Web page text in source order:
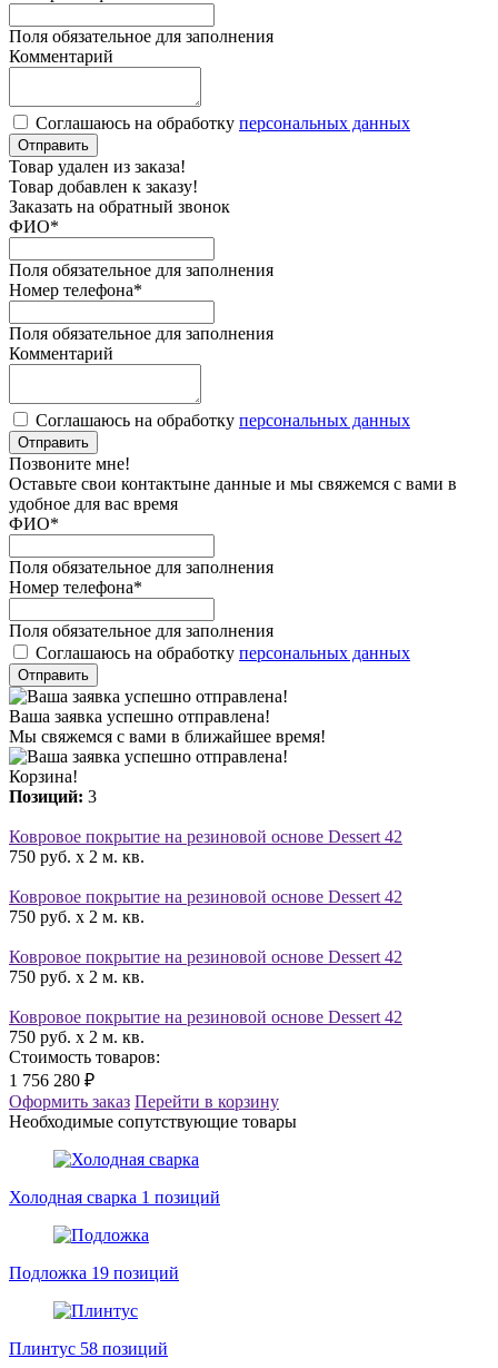
Поля обязательное для заполнения
Комментарий
Соглашаюсь на обработку персональных данных
Отправить
Товар удален из заказа!
Товар добавлен к заказу!
Заказать на обратный звонок
ФИО*
Поля обязательное для заполнения
Номер телефона*
Поля обязательное для заполнения
Комментарий
Соглашаюсь на обработку персональных данных
Отправить
Позвоните мне!
Оставьте свои контактыне данные и мы свяжемся с вами в
удобное для вас время
ФИО*
Поля обязательное для заполнения
Номер телефона*
Поля обязательное для заполнения
Соглашаюсь на обработку персональных данных
Отправить
Ваша заявка успешно отправлена!
Мы свяжемся с вами в ближайшее время!
Корзина!
Позиций: 3
Ковровое покрытие на резиновой основе Dessert 42
750 руб. x 2 м. кв.
Ковровое покрытие на резиновой основе Dessert 42
750 руб. x 2 м. кв.
Ковровое покрытие на резиновой основе Dessert 42
750 руб. x 2 м. кв.
Ковровое покрытие на резиновой основе Dessert 42
750 руб. x 2 м. кв.
Стоимость товаров:
1 756 280 ₽
Оформить заказ Перейти в корзину
Необходимые сопутствующие товары
Холодная сварка 1 позиций
Подложка 19 позиций
Плинтус 58 позиций